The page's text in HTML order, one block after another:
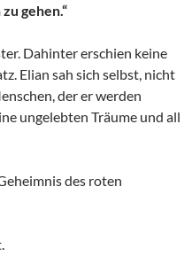
gehen.“
Dahinter erschien keine
Elian sah sich selbst, nicht
der er werden
ungelebten Träume und all
des roten